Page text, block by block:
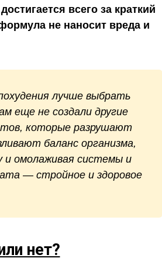
всего за краткий
не наносит вреда и
лучше выбрать
еще не создали другие
которые разрушают
баланс организма,
и омолаживая системы и
— стройное и здоровое
нет?